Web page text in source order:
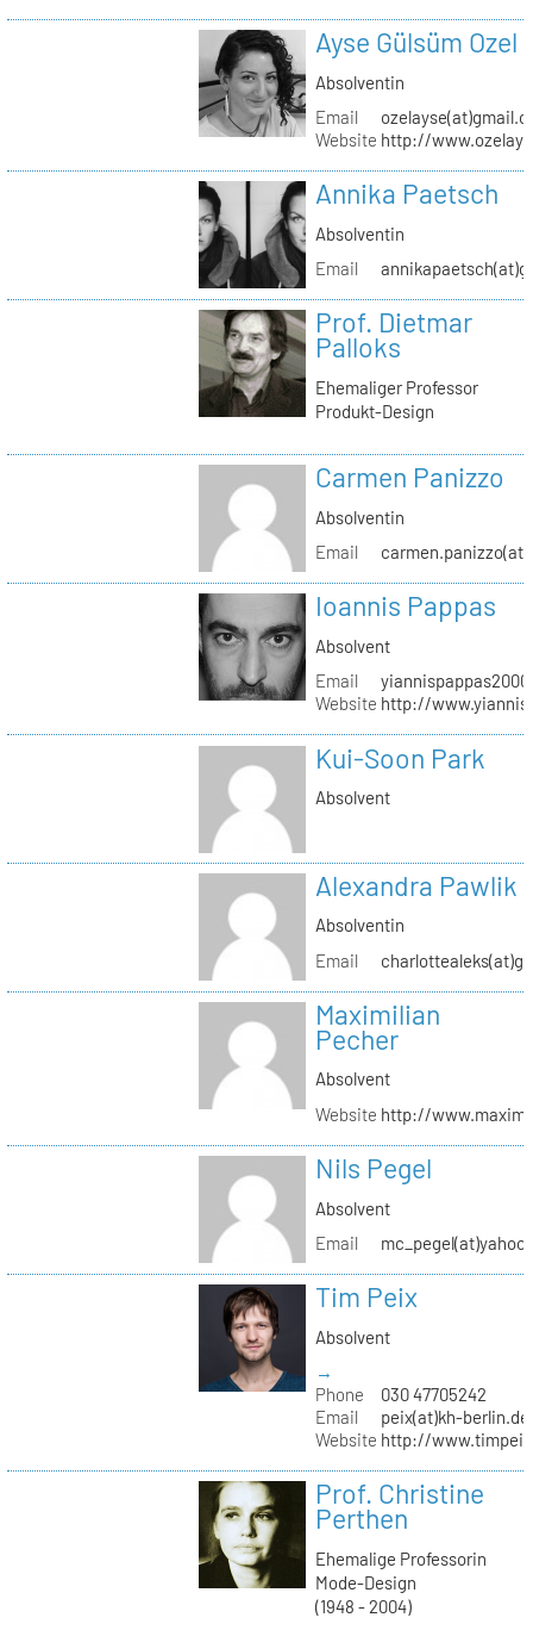
Ayse Gülsüm Ozel
Absolventin
Email
Website http://
Annika Paetsch
Absolventin
Email
Prof. Dietmar
Palloks
Ehemaliger Professor
Produkt-Design
Carmen Panizzo
Absolventin
Email
Ioannis Pappas
Absolvent
Email
Website http://
Kui-Soon Park
Absolvent
Alexandra Pawlik
Absolventin
Email
Maximilian
Pecher
Absolvent
Website http://
Nils Pegel
Absolvent
Email
Tim Peix
Absolvent
→
Phone
030 47705242
Email
peix(at)kh-berlin.de
Website http://
Prof. Christine
Perthen
Ehemalige Professorin
Mode-Design
(1948 - 2004)